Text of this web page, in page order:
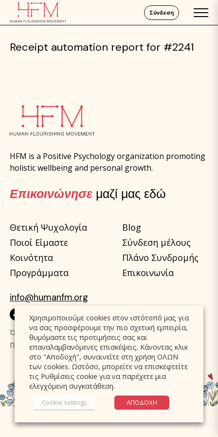
Σύνδεση
Receipt automation report for #2241
HFM is a Positive Psychology organization promoting
holistic wellbeing and personal growth.
Επικοινώνησε μαζί μας εδώ
Θετική Ψυχολογία
Ποιοί Είμαστε
Κοινότητα
Προγράμματα
Blog
Σύνδεση μέλους
Πλάνο Συνδρομής
Επικοινωνία
info@humanfm.org
Όροι Χρήσης
Πολιτική Cookies
Πολιτική Προστασίας Δεδομένων
Χρησιμοποιούμε cookies στον ιστότοπό μας για
να σας προσφέρουμε την πιο σχετική εμπειρία,
θυμόμαστε τις προτιμήσεις σας και
επαναλαμβανόμενες επισκέψεις. Κάνοντας κλικ
στο "Αποδοχή", συναινείτε στη χρήση ΟΛΩΝ
των cookies. Ωστόσο, μπορείτε να επισκεφτείτε
τις Ρυθμίσεις cookie για να παρέχετε μια
ελεγχόμενη συγκατάθεση.
Cookie settings ΑΠΟΔΟΧΗ